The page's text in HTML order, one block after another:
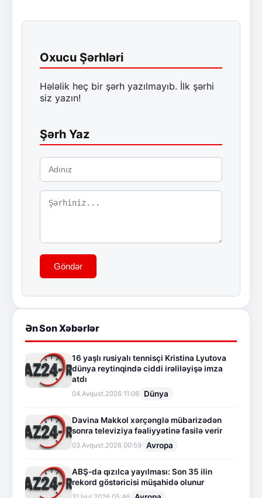
Oxucu Şərhləri
Hələlik heç bir şərh yazılmayıb. İlk şərhi
siz yazın!
Şərh Yaz
Göndər
Ən Son Xəbərlər
16 yaşlı rusiyalı tennisçi Kristina Lyutova
dünya reytinqində ciddi irəliləyişə imza
atdı
04.Avqust.2026 11:06 Dünya
Davina Makkol xərçənglə mübarizədən
sonra televiziya fəaliyyətinə fasilə verir
03.Avqust.2026 00:59 Avropa
ABŞ-da qızılca yayılması: Son 35 ilin
rekord göstəricisi müşahidə olunur